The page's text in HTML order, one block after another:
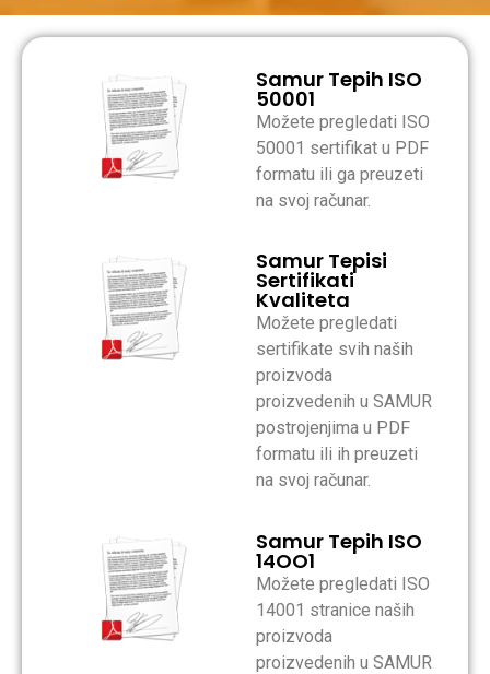
Samur Tepih ISO
50001
Možete pregledati ISO
50001 sertifikat u PDF
formatu ili ga preuzeti
na svoj računar.
Samur Tepisi
Sertifikati
Kvaliteta
Možete pregledati
sertifikate svih naših
proizvoda
proizvedenih u SAMUR
postrojenjima u PDF
formatu ili ih preuzeti
na svoj računar.
Samur Tepih ISO
14OO1
Možete pregledati ISO
14001 stranice naših
proizvoda
proizvedenih u SAMUR